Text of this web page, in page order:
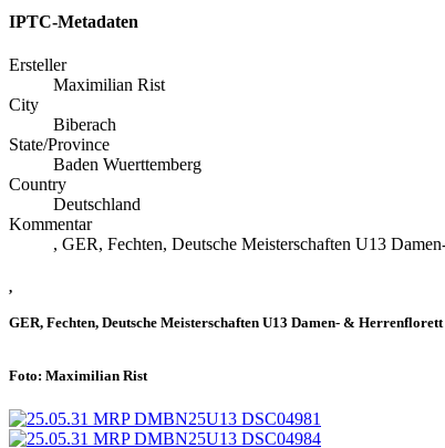
IPTC-Metadaten
Ersteller
Maximilian Rist
City
Biberach
State/Province
Baden Wuerttemberg
Country
Deutschland
Kommentar
, GER, Fechten, Deutsche Meisterschaften U13
,
GER, Fechten, Deutsche Meisterschaften U13 Damen- &
Foto: Maximilian Rist